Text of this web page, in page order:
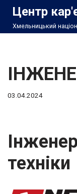
Перейти
Центр
Хмельницький
03.04.2024
техніки